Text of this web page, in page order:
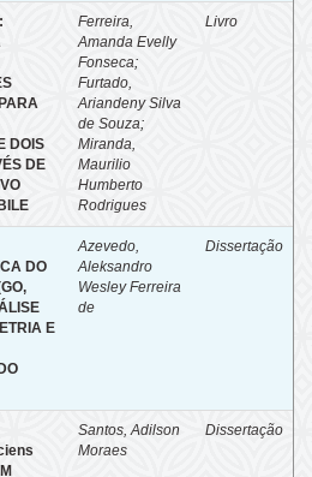
DOIS
DE
Ferreira,
Amanda Evelly
Fonseca;
Furtado,
Ariandeny Silva
de Souza;
Miranda,
Maurilio
Humberto
Rodrigues
Livro
DO
E
Azevedo,
Aleksandro
Wesley Ferreira
de
Dissertação
Santos, Adilson
Moraes
Dissertação